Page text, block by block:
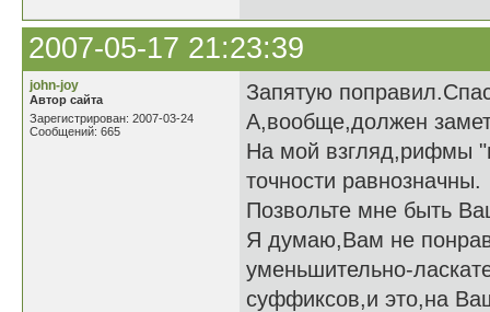
2007-05-17 21:23:39
john-joy
Автор сайта
Зарегистрирован: 2007-03-24
Сообщений: 665
Запятую
А,вообще,должен
На мой взгляд,рифмы
точности равнозначны.
Позвольте мне быть
Я думаю,Вам не
уменьшительно-
суффиксов,и это,на